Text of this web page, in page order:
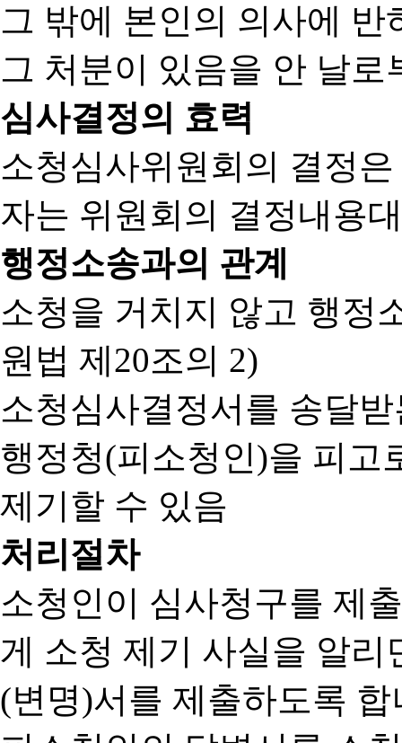
그 밖에 본인의 의사에
그 처분이 있음을 안 날로
심사결정의 효력
소청심사위원회의 결정
자는 위원회의 결정내용
행정소송과의 관계
소청을 거치지 않고 행정
원법 제20조의 2)
소청심사결정서를 송달
행정청(피소청인)을 피고
제기할 수 있음
처리절차
소청인이 심사청구를 제
게 소청 제기 사실을 알
(변명)서를 제출하도록 합